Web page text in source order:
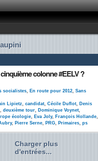
colonne #EELV ?
socialistes, En route pour 2012, Sans
Lipietz, candidat, Cécile Duflot, Denis
, deuxième tour, Dominique Voynet,
écologie, Eva Joly, François Hollande,
, Pierre Serne, PRG, Primaires, ps
Charger plus
d'entrées...